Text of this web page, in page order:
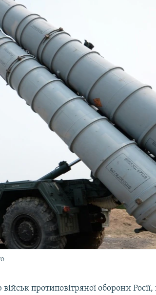
протиповітряної оборони Росії,